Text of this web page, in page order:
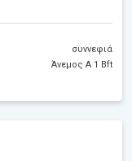
συννεφιά
Άνεμος Α 1 Bft